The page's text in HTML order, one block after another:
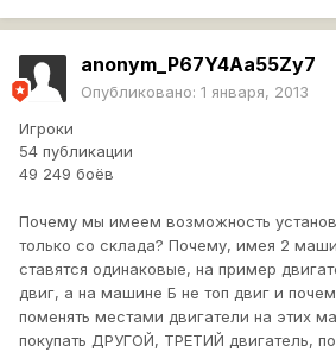
anonym_P67Y4Aa55Zy7
Опубликовано: 1 января, 2013
Игроки
54 публикации
49 249 боёв
Почему мы имеем возможность
только со склада? Почему, имея 2
ставятся одинаковые, на пример
двиг, а на машине Б не топ двиг и
поменять местами двигатели на этих
покупать ДРУГОЙ, ТРЕТИЙ двигатель,